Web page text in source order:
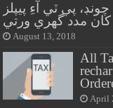
پي ٽي آءِ پيپلز
کان مدد گهري ورتي
August 13, 2018
All
April